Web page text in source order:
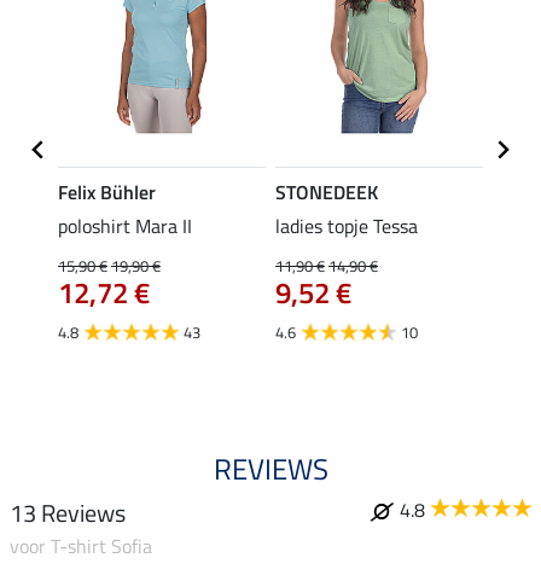
Felix Bühler
poloshirt Mara II
15,90 €19,90 €
12,72 €
4.8 43
STONEDEEK
ladies topje Tessa
11,90 €14,90 €
9,52 €
4.6 10
REVIEWS
13 Reviews
4.8
voor T-shirt Sofia